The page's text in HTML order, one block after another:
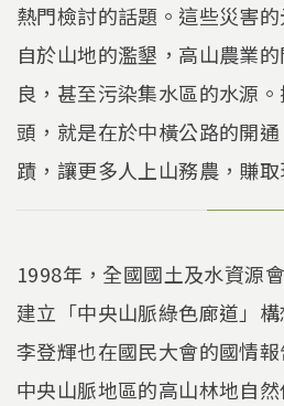
熱門檢討的話題。這些災害
自於山地的濫墾，高山農業
良，甚至污染集水區的水源
頭，就是在於中橫公路的開
蹟，讓更多人上山務農，賺取
1998年，全國國土及水資源
建立「中央山脈綠色廊道」
李登輝也在國民大會的國情
中央山脈地區的高山林地自